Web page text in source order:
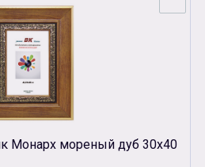
Монарх мореный дуб 30х40